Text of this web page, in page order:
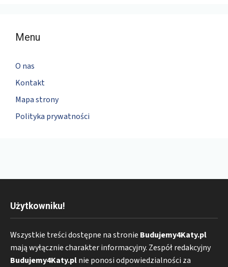
Menu
O nas
Kontakt
Mapa strony
Polityka prywatności
Użytkowniku!
Wszystkie treści dostępne na stronie Budujemy4Katy.pl
mają wyłącznie charakter informacyjny. Zespół redakcyjny
Budujemy4Katy.plnie ponosi odpowiedzialności za